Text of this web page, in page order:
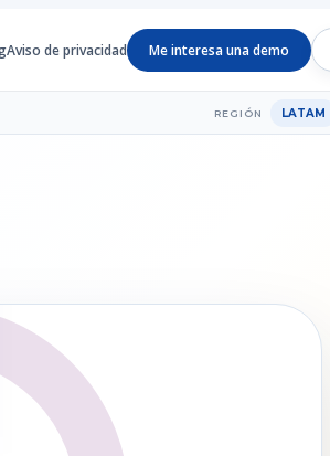
Aviso de privacidad Me interesa una demo
REGIÓN LATAM